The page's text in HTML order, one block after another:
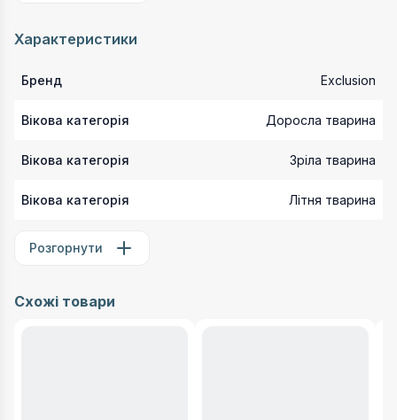
Характеристики
Бренд Exclusion
Вікова категорія Доросла тварина
Вікова категорія Зріла тварина
Вікова категорія Літня тварина
Розгорнути
Схожі товари